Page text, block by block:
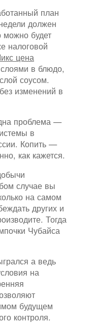
план
должен
можно будет
налоговой
цена
в блюдо,
соусом.
изменений в
проблема —
в
Копить —
как кажется.
случае вы
на самом
других и
Тогда
Чубайса
а ведь
на
будущем
контроля.